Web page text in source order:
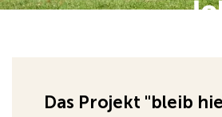
Das Projekt "bleib